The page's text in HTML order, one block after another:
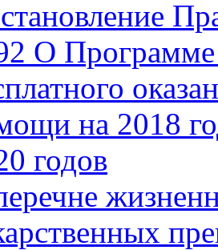
О Программе
на 2018
годов